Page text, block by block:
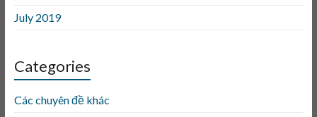
July 2019
Categories
Các chuyên đề khác